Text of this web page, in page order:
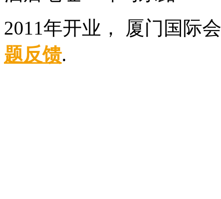
2011年开业， 厦门国
题反馈.